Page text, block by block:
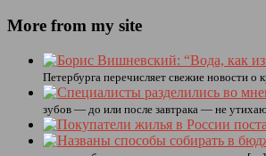
More from my site
Петербурга перечисляет свежие новости
зубов — до или после завтрака — не